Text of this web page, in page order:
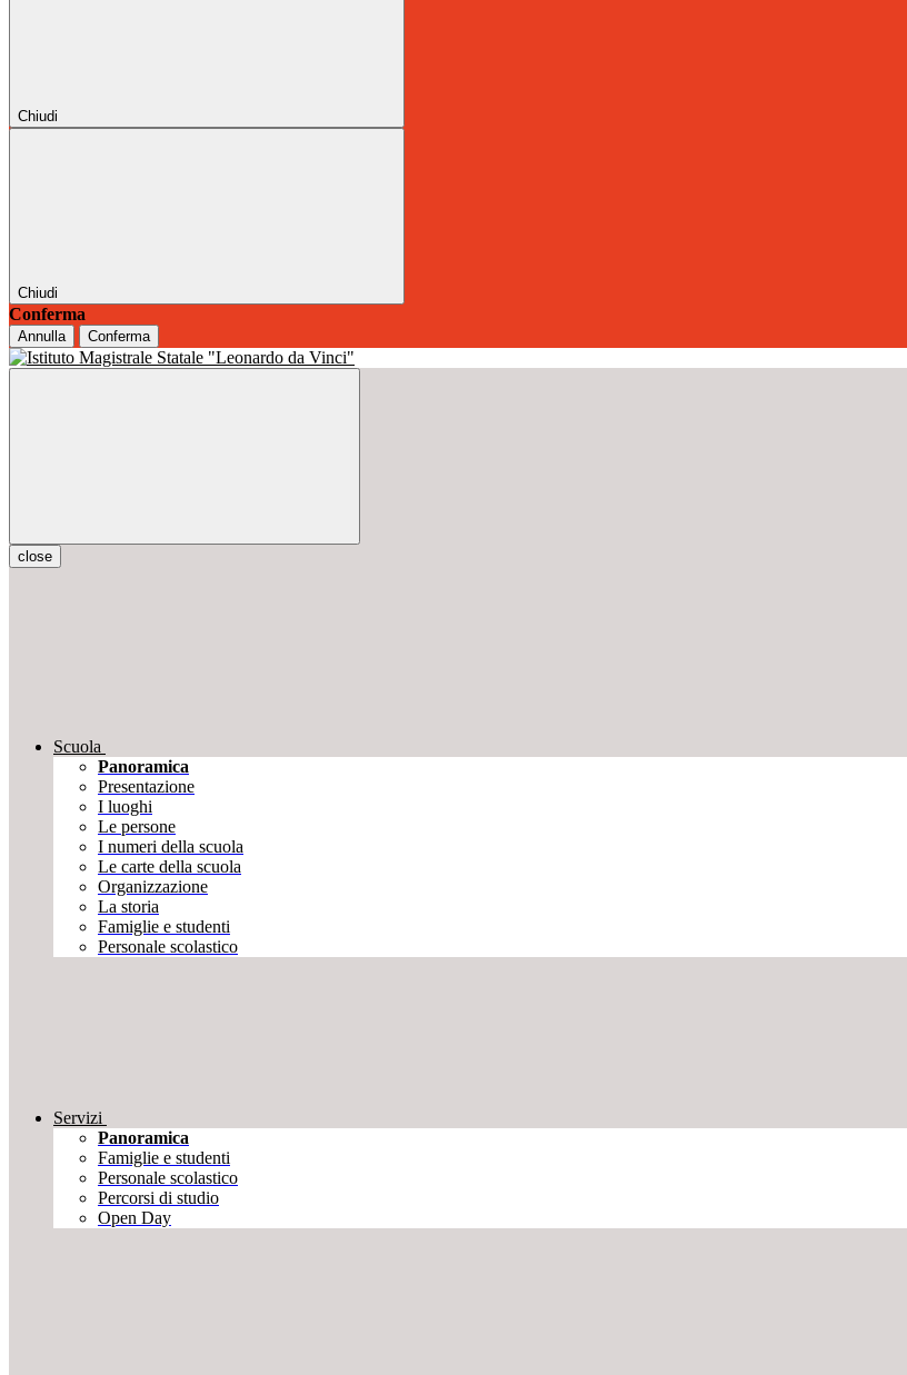
Chiudi
Chiudi
Conferma
Annulla Conferma
close
Scuola
Panoramica
Presentazione
I luoghi
Le persone
I numeri della scuola
Le carte della scuola
Organizzazione
La storia
Famiglie e studenti
Personale scolastico
Servizi
Panoramica
Famiglie e studenti
Personale scolastico
Percorsi di studio
Open Day